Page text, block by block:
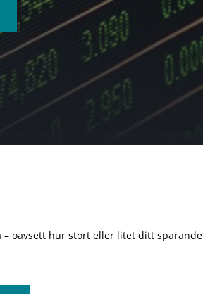
oavsett hur stort eller litet ditt